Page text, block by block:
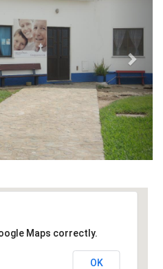
Maps correctly.
OK